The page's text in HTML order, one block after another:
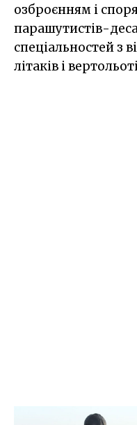
озброєнням і
парашутистів-
спеціальностей з
літаків і